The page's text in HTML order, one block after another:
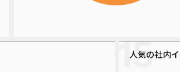
人気の社内